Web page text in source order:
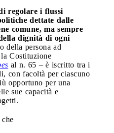
regolare i flussi
dettate dalle
comune, ma sempre
dignità di ogni
della persona ad
Costituzione
al n. 65 – è iscritto tra i
con facoltà per ciascuno
opportuno per una
sue capacità e